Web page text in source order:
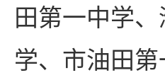
田第一中学
学、市油田